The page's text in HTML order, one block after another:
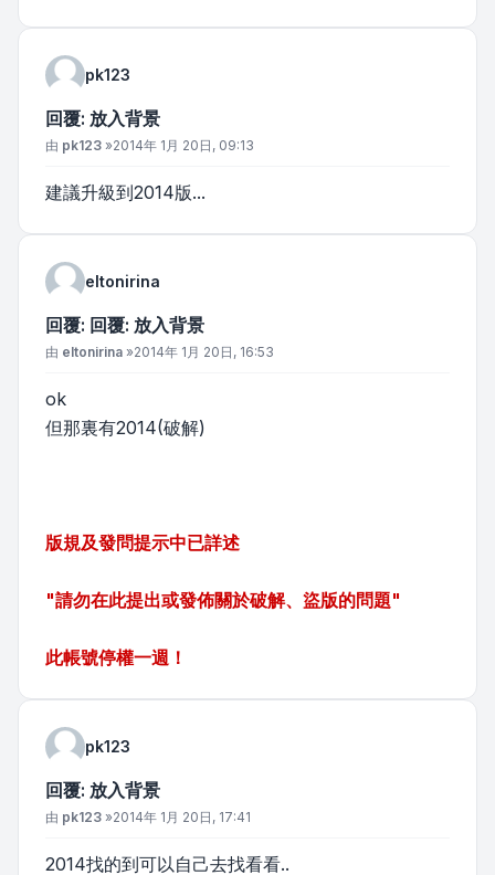
pk123
回覆: 放入背景
文章
由 pk123 »2014年 1月 20日, 09:13
建議升級到2014版...
eltonirina
回覆: 回覆: 放入背景
文章
由 eltonirina »2014年 1月 20日, 16:53
ok
但那裏有2014(破解)
版規及發問提示中已詳述
"請勿在此提出或發佈關於破解、盜版的問題"
此帳號停權一週！
pk123
回覆: 放入背景
文章
由 pk123 »2014年 1月 20日, 17:41
2014找的到可以自己去找看看..